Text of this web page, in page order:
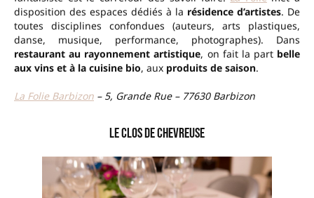
disposition des espaces dédiés à la résidence d’artistes. De
toutes disciplines confondues (auteurs, arts plastiques,
danse, musique, performance, photographes). Dans
restaurant au rayonnement artistique, on fait la part belle
aux vins et à la cuisine bio, aux produits de saison.
La Folie Barbizon – 5, Grande Rue – 77630 Barbizon
Le Clos de Chevreuse